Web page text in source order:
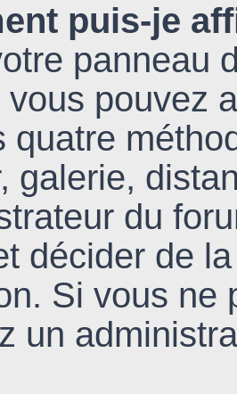
puis-je
panneau
pouvez
quatre
galerie,
du
décider de
Si vous ne
un